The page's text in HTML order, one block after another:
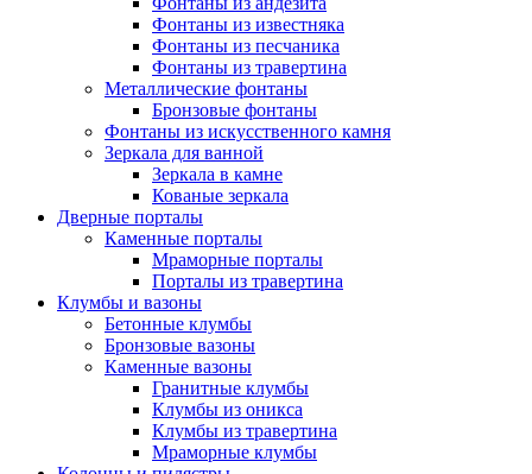
Фонтаны из известняка
Фонтаны из песчаника
Фонтаны из травертина
Металлические фонтаны
Бронзовые фонтаны
Фонтаны из искусственного камня
Зеркала для ванной
Зеркала в камне
Кованые зеркала
Дверные порталы
Каменные порталы
Мраморные порталы
Порталы из травертина
Клумбы и вазоны
Бетонные клумбы
Бронзовые вазоны
Каменные вазоны
Гранитные клумбы
Клумбы из оникса
Клумбы из травертина
Мраморные клумбы